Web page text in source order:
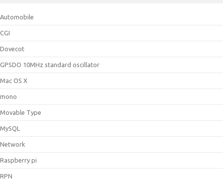
Automobile
CGI
Dovecot
GPSDO 10MHz standard oscillator
Mac OS X
mono
Movable Type
MySQL
Network
Raspberry pi
RPN